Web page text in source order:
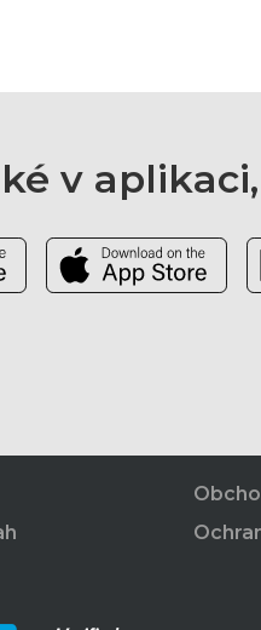
v